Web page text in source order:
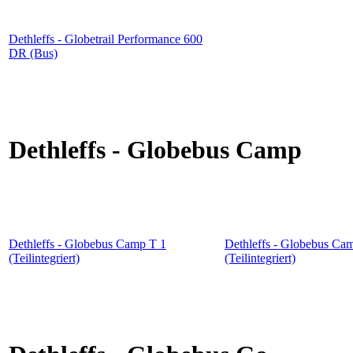
Dethleffs - Globetrail Performance 600
DR (Bus)
Dethleffs - Globebus Camp
Dethleffs - Globebus Camp T 1
(Teilintegriert)
Dethleffs - Globebus
(Teilintegriert)